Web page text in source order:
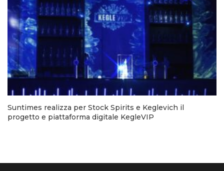
Suntimes realizza per Stock Spirits e Keglevich il
progetto e piattaforma digitale KegleVIP